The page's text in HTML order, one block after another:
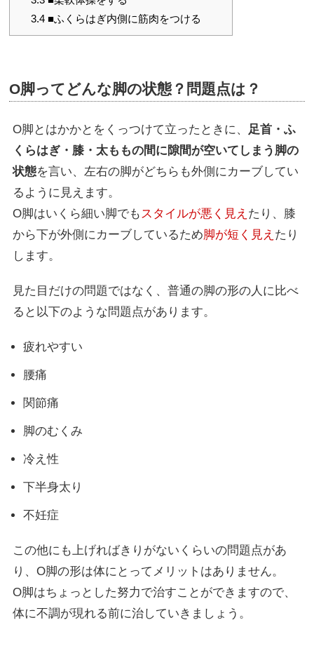
3.4■ふくらはぎ内側に筋肉をつける
O脚ってどんな脚の状態？問題点は？
O脚とはかかとをくっつけて立ったときに、 足首・ふ
くらはぎ・膝・太ももの間に隙間が空いてしまう脚の
状態を言い、左右の脚がどちらも外側にカーブしてい
るように見えます。
O脚はいくら細い脚でも スタイルが悪く見え たり、膝
から下が外側にカーブしているため脚が短く見え たり
します。
見た目だけの問題ではなく、普通の脚の形の人に比べ
ると以下のような問題点があります。
疲れやすい
腰痛
関節痛
脚のむくみ
冷え性
下半身太り
不妊症
この他にも上げればきりがないくらいの問題点があ
り、O脚の形は体にとってメリットはありません。
O脚はちょっとした努力で治すことができますので、
体に不調が現れる前に治していきましょう。